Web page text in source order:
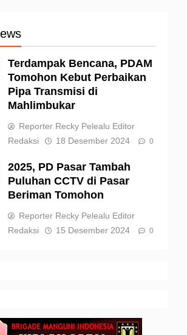
Terdampak Bencana, PDAM
Tomohon Kebut Perbaikan
Pipa Transmisi di
Mahlimbukar
Reporter Recky Pelealu Editor
Redaksi
18 Desember 2024 0
2025, PD Pasar Tambah
Puluhan CCTV di Pasar
Beriman Tomohon
Reporter Recky Pelealu Editor
Redaksi
15 Desember 2024 0